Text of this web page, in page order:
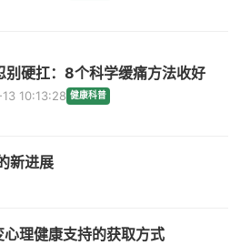
别硬扛：8个科学缓痛方法收好
10:13:28 健康科普
新进展
理健康支持的获取方式